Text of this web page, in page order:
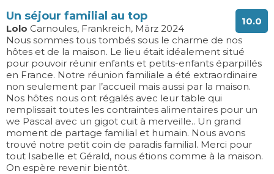
10.0
Un séjour familial au top
Lolo Carnoules, Frankreich, März 2024
Nous sommes tous tombés sous le charme de nos
hôtes et de la maison. Le lieu était idéalement situé
pour pouvoir réunir enfants et petits-enfants éparpillés
en France. Notre réunion familiale a été extraordinaire
non seulement par l’accueil mais aussi par la maison.
Nos hôtes nous ont régalés avec leur table qui
remplissait toutes les contraintes alimentaires pour un
we Pascal avec un gigot cuit à merveille.. Un grand
moment de partage familial et humain. Nous avons
trouvé notre petit coin de paradis familial. Merci pour
tout Isabelle et Gérald, nous étions comme à la maison.
On espère revenir bientôt.